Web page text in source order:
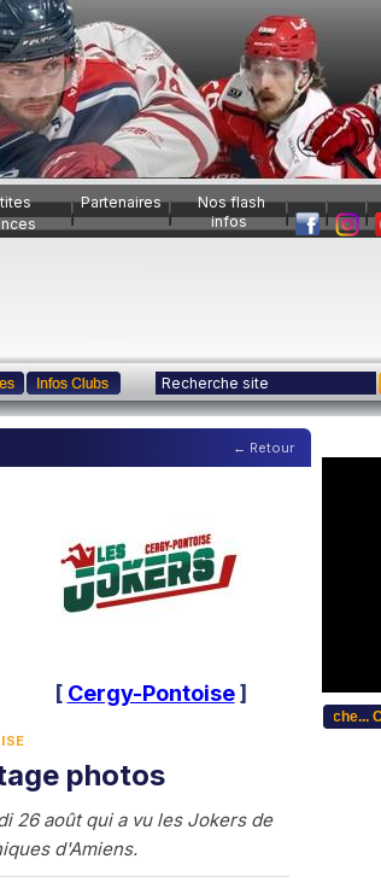
Partenaires
Nos flash
infos
← Retour
[ Cergy-Pontoise]
photos
26 août qui a vu les Jokers de
d'Amiens.
...Bitte wählen Sie Ihre Sprache...